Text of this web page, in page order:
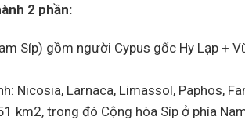
2 phần:
Síp) gồm người Cypus gốc Hy Lạp +
Nicosia, Larnaca, Limassol, Paphos,
km2, trong đó Cộng hòa Síp ở phía